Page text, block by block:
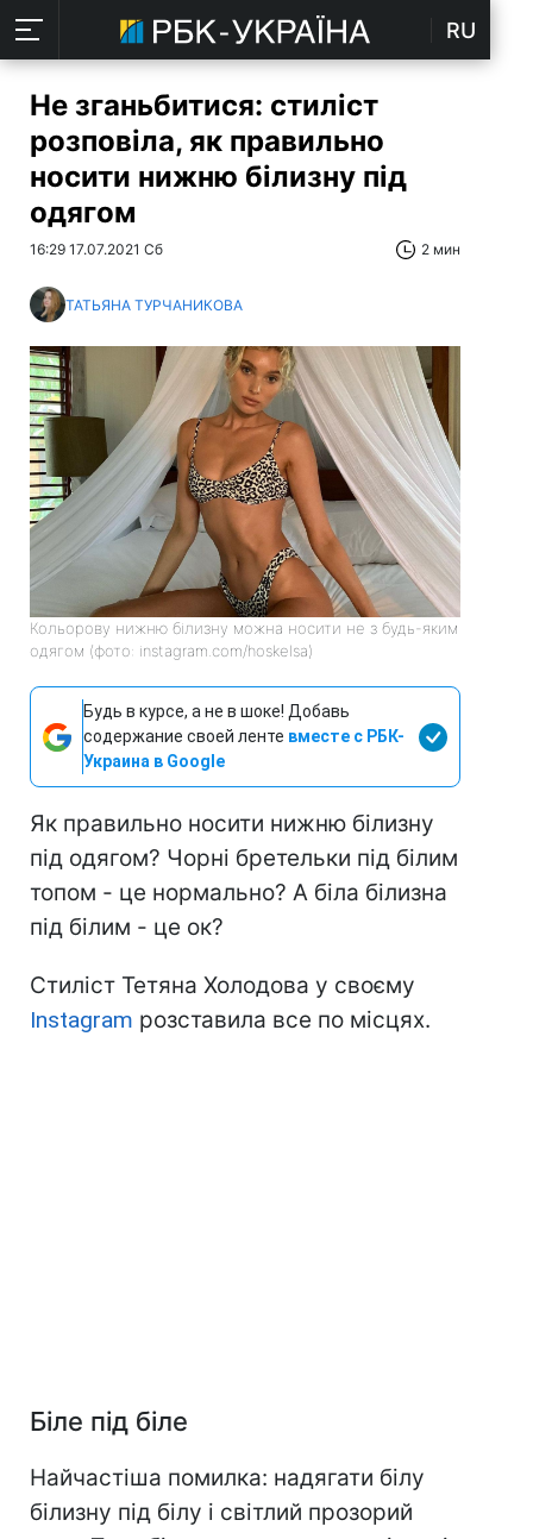
RU
Не зганьбитися: стиліст
розповіла, як правильно
носити нижню білизну під
одягом
16:29 17.07.2021 Сб 2 мин
ТАТЬЯНА ТУРЧАНИКОВА
Кольорову нижню білизну можна носити не з будь-яким
одягом (фото: instagram.com/hoskelsа)
Будь в курсе, а не в шоке! Добавь
содержание своей ленте вместе с РБК-
Украина в Google
Як правильно носити нижню білизну
під одягом? Чорні бретельки під білим
топом - це нормально? А біла білизна
під білим - це ок?
Стиліст Тетяна Холодова у своєму
Instagram розставила все по місцях.
Біле під біле
Найчастіша помилка: надягати білу
білизну під білу і світлий прозорий